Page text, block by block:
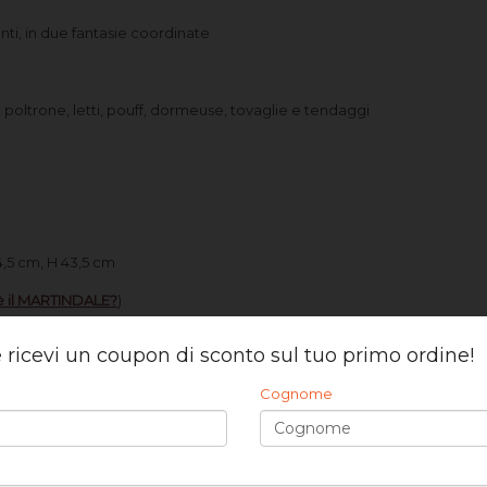
in due fantasie coordinate
poltrone, letti, pouff, dormeuse, tovaglie e tendaggi
cm, H 43,5 cm
MARTINDALE?)
Asciugare
Leader Salotti non può garantire l’identicità delle partite; questo
che ognuna verrà tinta separatamente.
un coupon di sconto sul tuo primo ordine!
Cognome